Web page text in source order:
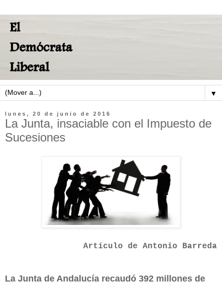
▼
lunes, 20 de junio de 2016
La Junta, insaciable con el Impuesto de
Sucesiones
Artículo de Antonio Barreda
La Junta de Andalucía recaudó 392 millones de